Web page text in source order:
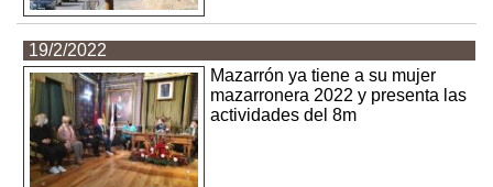
19/2/2022
Mazarrón ya tiene a su mujer
mazarronera 2022 y presenta las
actividades del 8m